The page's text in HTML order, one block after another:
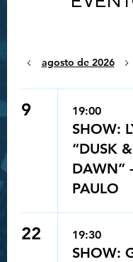
agosto de 2026
9 19:00
SHOW:
“DUSK &
DAWN”
PAULO
22 19:30
SHOW: